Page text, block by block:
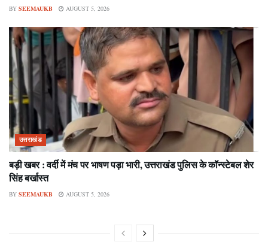
BY SEEMAUKB AUGUST 5, 2026
उत्तराखंड
बड़ी खबर : वर्दी में मंच पर भाषण पड़ा भारी, उत्तराखंड पुलिस के कॉन्स्टेबल शेर
सिंह बर्खास्त
BY SEEMAUKB AUGUST 5, 2026